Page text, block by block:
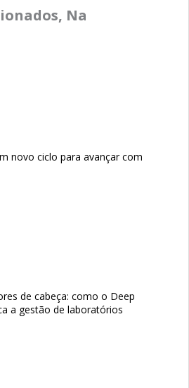
Na
novo ciclo para avançar com
de cabeça: como o Deep
a gestão de laboratórios